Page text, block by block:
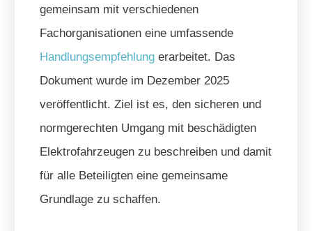
gemeinsam mit verschiedenen
Fachorganisationen eine umfassende
Handlungsempfehlung erarbeitet. Das
Dokument wurde im Dezember 2025
veröffentlicht. Ziel ist es, den sicheren und
normgerechten Umgang mit beschädigten
Elektrofahrzeugen zu beschreiben und damit
für alle Beteiligten eine gemeinsame
Grundlage zu schaffen.